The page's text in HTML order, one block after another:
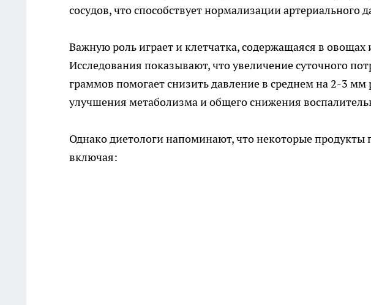
сосудов, что способствует нормализации артериального
Важную роль играет и клетчатка, содержащаяся в овощах
Исследования показывают, что увеличение суточного
граммов помогает снизить давление в среднем на 2-3 мм
улучшения метаболизма и общего снижения
Однако диетологи напоминают, что некоторые
включая: